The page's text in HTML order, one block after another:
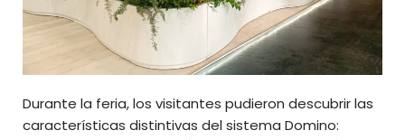
Durante la feria, los visitantes pudieron descubrir las
características distintivas del sistema Domino: